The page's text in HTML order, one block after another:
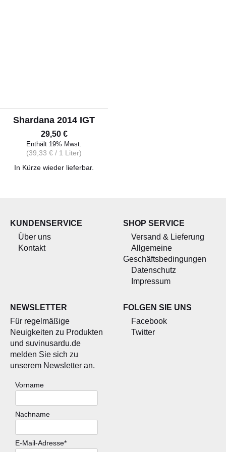
Shardana 2014 IGT
29,50 €
Enthält 19% Mwst.
(39,33 € / 1 Liter)
In Kürze wieder lieferbar.
KUNDENSERVICE
Über uns
Kontakt
SHOP SERVICE
Versand & Lieferung
Allgemeine
Geschäftsbedingungen
Datenschutz
Impressum
NEWSLETTER
Für regelmäßige
Neuigkeiten zu Produkten
und suvinusardu.de
melden Sie sich zu
unserem Newsletter an.
Vorname
Nachname
E-Mail-Adresse*
FOLGEN SIE UNS
Facebook
Twitter